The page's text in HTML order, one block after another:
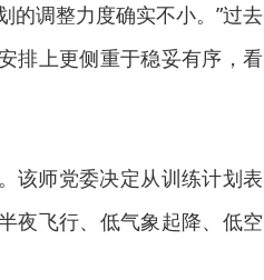
的调整力度确实不小。”过去
排上更侧重于稳妥有序，看
该师党委决定从训练计划表
夜飞行、低气象起降、低空